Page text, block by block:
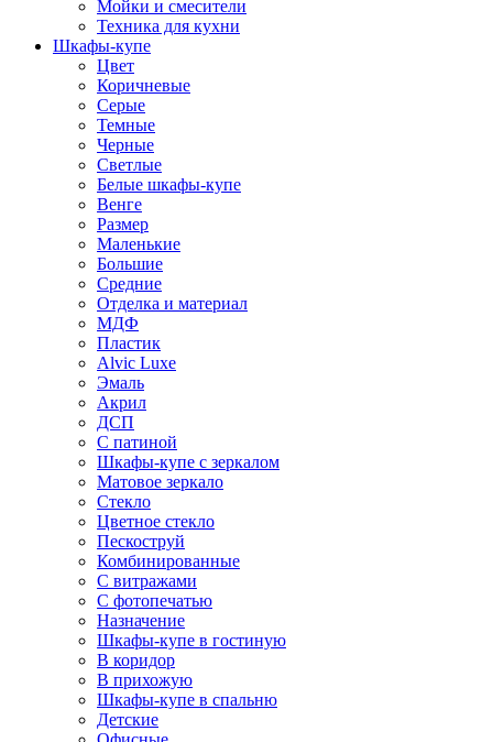
Мойки и смесители
Техника для кухни
Шкафы-купе
Цвет
Коричневые
Серые
Темные
Черные
Светлые
Белые шкафы-купе
Венге
Размер
Маленькие
Большие
Средние
Отделка и материал
МДФ
Пластик
Alvic Luxe
Эмаль
Акрил
ДСП
С патиной
Шкафы-купе с зеркалом
Матовое зеркало
Стекло
Цветное стекло
Пескоструй
Комбинированные
С витражами
С фотопечатью
Назначение
Шкафы-купе в гостиную
В коридор
В прихожую
Шкафы-купе в спальню
Детские